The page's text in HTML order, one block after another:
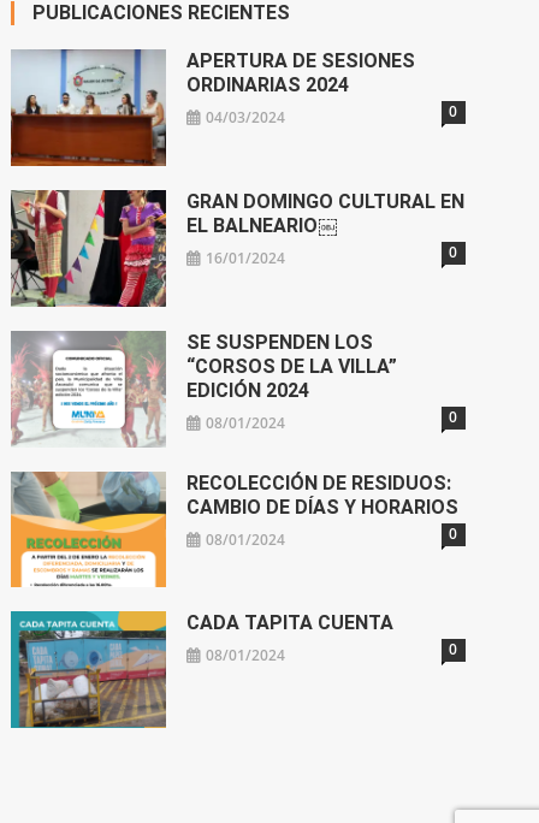
PUBLICACIONES RECIENTES
APERTURA DE SESIONES
ORDINARIAS 2024
04/03/2024 0
GRAN DOMINGO CULTURAL EN
EL BALNEARIO￼
16/01/2024 0
SE SUSPENDEN LOS
“CORSOS DE LA VILLA”
EDICIÓN 2024
08/01/2024 0
RECOLECCIÓN DE RESIDUOS:
CAMBIO DE DÍAS Y HORARIOS
08/01/2024 0
CADA TAPITA CUENTA
08/01/2024 0